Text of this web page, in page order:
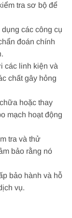
tra sơ bộ để
các công cụ
đoán chính
các linh kiện và
chất gây hỏng
hoặc thay
mạch hoạt động
tra và thử
bảo rằng nó
bảo hành và hỗ
vụ.